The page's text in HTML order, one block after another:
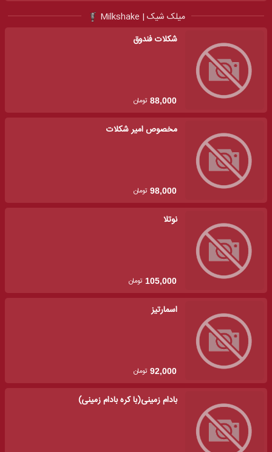
میلک شیک | Milkshake
شکلات فندوق
88,000 تومان
مخصوص امیر شکلات
98,000 تومان
نوتلا
105,000 تومان
اسمارتیز
92,000 تومان
بادام زمینی(با کره بادام زمینی)